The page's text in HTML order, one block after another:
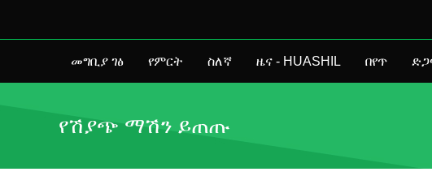
መግቢያ ገፅ የምርት ስለኛ ዜና - HUASHIL በየጥ
የሽያጭ ማሽን ይጠጡ